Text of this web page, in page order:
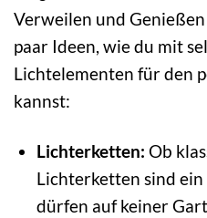
Verweilen und
paar Ideen, wie du mit
Lichtelementen für den
kannst:
Lichterketten: Ob
Lichterketten sind
dürfen auf keiner